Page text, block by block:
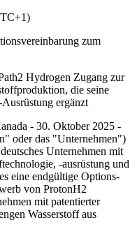
zum
Hydrogen Zugang zur
die seine
ergänzt
- 30. Oktober 2025 -
oder das "Unternehmen")
Unternehmen mit
-ausrüstung und
eine endgültige Options-
von ProtonH2
mit patentierter
Wasserstoff aus